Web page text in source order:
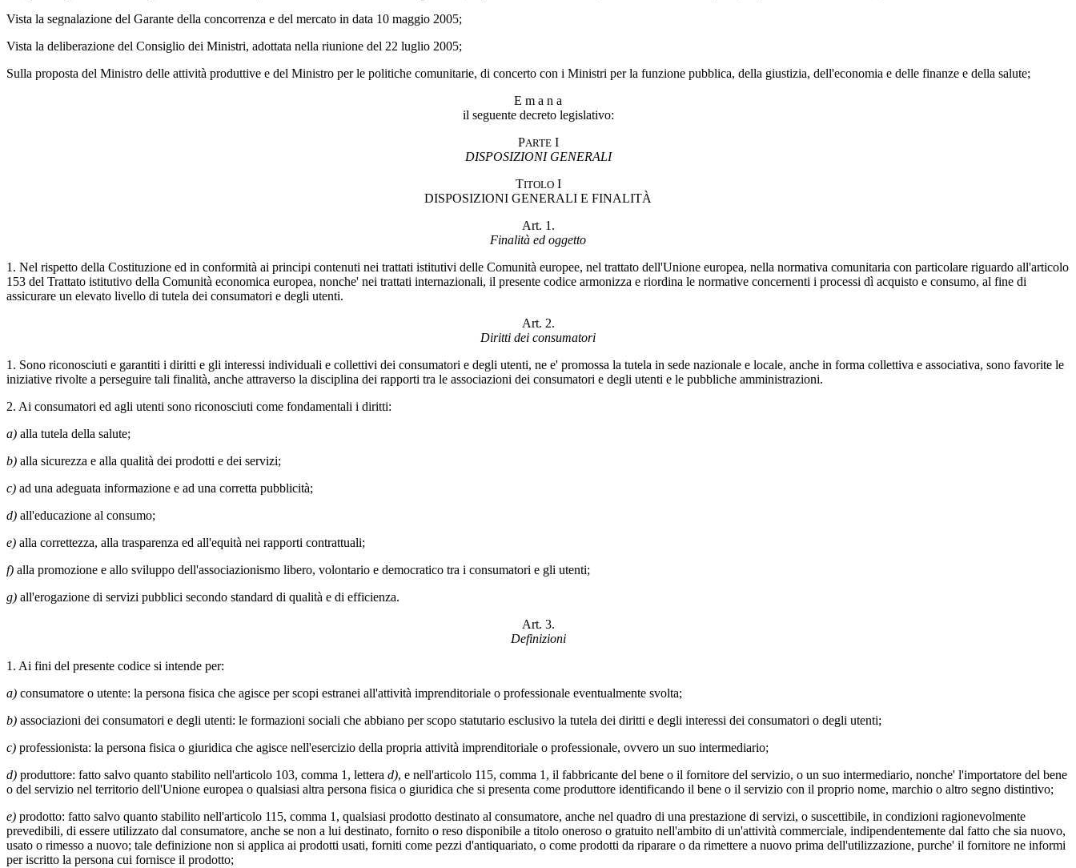
Vista la segnalazione del Garante della concorrenza e del mercato in data 10 maggio 2005;
Vista la deliberazione del Consiglio dei Ministri, adottata nella riunione del 22 luglio 2005;
Sulla proposta del Ministro delle attività produttive e del Ministro per le politiche comunitarie, di concerto con i Ministri per la funzione pubblica, della giustizia, dell'economia e delle finanze e della salute;
E m a n a
il seguente decreto legislativo:
PARTEI
DISPOSIZIONI GENERALI
TITOLOI
DISPOSIZIONI GENERALI E FINALITÀ
Art. 1.
Finalità ed oggetto
1. Nel rispetto della Costituzione ed in conformità ai principi contenuti nei trattati istitutivi delle Comunità europee, nel trattato dell'Unione europea, nella normativa comunitaria con particolare riguardo all'articolo
153 del Trattato istitutivo della Comunità economica europea, nonche' nei trattati internazionali, il presente codice armonizza e riordina le normative concernenti i processi dì acquisto e consumo, al fine di
assicurare un elevato livello di tutela dei consumatori e degli utenti.
Art. 2.
Diritti dei consumatori
1. Sono riconosciuti e garantiti i diritti e gli interessi individuali e collettivi dei consumatori e degli utenti, ne e' promossa la tutela in sede nazionale e locale, anche in forma collettiva e associativa, sono favorite le
iniziative rivolte a perseguire tali finalità, anche attraverso la disciplina dei rapporti tra le associazioni dei consumatori e degli utenti e le pubbliche amministrazioni.
2. Ai consumatori ed agli utenti sono riconosciuti come fondamentali i diritti:
a) alla tutela della salute;
b) alla sicurezza e alla qualità dei prodotti e dei servizi;
c) ad una adeguata informazione e ad una corretta pubblicità;
d) all'educazione al consumo;
e) alla correttezza, alla trasparenza ed all'equità nei rapporti contrattuali;
f) alla promozione e allo sviluppo dell'associazionismo libero, volontario e democratico tra i consumatori e gli utenti;
g) all'erogazione di servizi pubblici secondo standard di qualità e di efficienza.
Art. 3.
Definizioni
1. Ai fini del presente codice si intende per:
a) consumatore o utente: la persona fisica che agisce per scopi estranei all'attività imprenditoriale o professionale eventualmente svolta;
b) associazioni dei consumatori e degli utenti: le formazioni sociali che abbiano per scopo statutario esclusivo la tutela dei diritti e degli interessi dei consumatori o degli utenti;
c) professionista: la persona fisica o giuridica che agisce nell'esercizio della propria attività imprenditoriale o professionale, ovvero un suo intermediario;
d) produttore: fatto salvo quanto stabilito nell'articolo 103, comma 1, lettera d), e nell'articolo 115, comma 1, il fabbricante del bene o il fornitore del servizio, o un suo intermediario, nonche' l'importatore del bene
o del servizio nel territorio dell'Unione europea o qualsiasi altra persona fisica o giuridica che si presenta come produttore identificando il bene o il servizio con il proprio nome, marchio o altro segno distintivo;
e) prodotto: fatto salvo quanto stabilito nell'articolo 115, comma 1, qualsiasi prodotto destinato al consumatore, anche nel quadro di una prestazione di servizi, o suscettibile, in condizioni ragionevolmente
prevedibili, di essere utilizzato dal consumatore, anche se non a lui destinato, fornito o reso disponibile a titolo oneroso o gratuito nell'ambito di un'attività commerciale, indipendentemente dal fatto che sia nuovo,
usato o rimesso a nuovo; tale definizione non si applica ai prodotti usati, forniti come pezzi d'antiquariato, o come prodotti da riparare o da rimettere a nuovo prima dell'utilizzazione, purche' il fornitore ne informi
per iscritto la persona cui fornisce il prodotto;